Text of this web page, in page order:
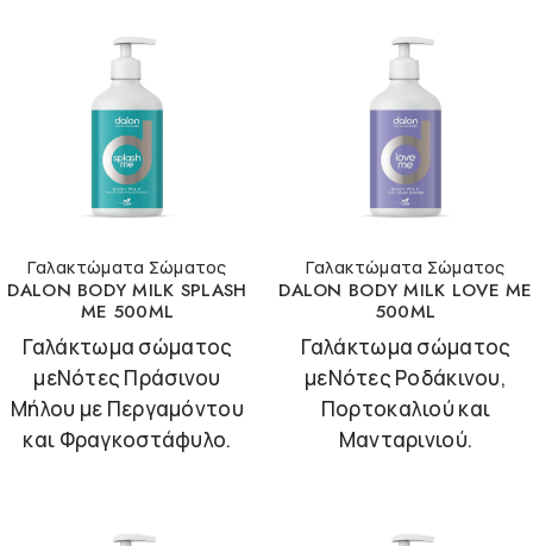
Γαλακτώματα Σώματος
DALON BODY MILK SPLASH
ME 500ML
Γαλάκτωμα σώματος
μεΝότες Πράσινου
Μήλου με Περγαμόντου
και Φραγκοστάφυλο.
Γαλακτώματα Σώματος
DALON BODY MILK LOVE ME
500ML
Γαλάκτωμα σώματος
μεΝότες Ροδάκινου,
Πορτοκαλιού και
Μανταρινιού.